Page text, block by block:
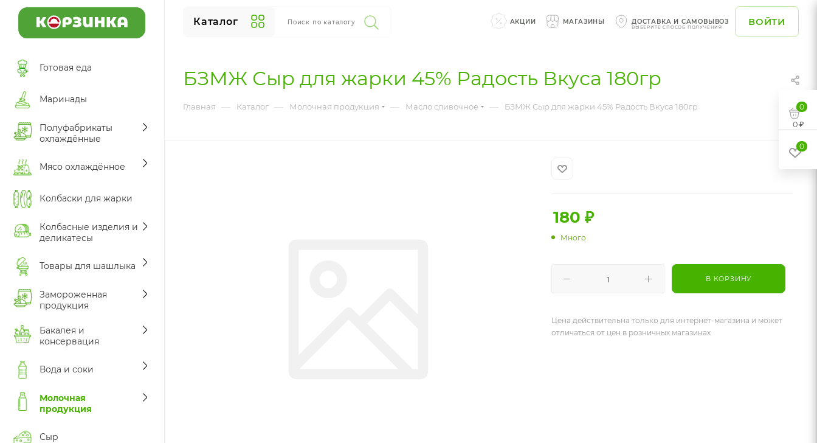
ВОЙТИ
ДОСТАВКА И САМОВЫВОЗ
ВЫБЕРИТЕ СПОСОБ ПОЛУЧЕНИЯ
МАГАЗИНЫ
АКЦИИ
Каталог Поиск по каталогу
Готовая еда
Маринады
Полуфабрикаты
охлаждённые
Мясо охлаждённое
Колбаски для жарки
Колбасные изделия и
деликатесы
Товары для шашлыка
Замороженная
продукция
Бакалея и
консервация
Вода и соки
Молочная
продукция
Сыр
БЗМЖ Сыр для жарки 45% Радость Вкуса 180гр
Главная — Каталог — Молочная продукция — Масло сливочное — БЗМЖ Сыр для жарки 45% Радость Вкуса 180гр
180 ₽
Много
В КОРЗИНУ
Цена действительна только для интернет-магазина и может
отличаться от цен в розничных магазинах
0
0 ₽
0